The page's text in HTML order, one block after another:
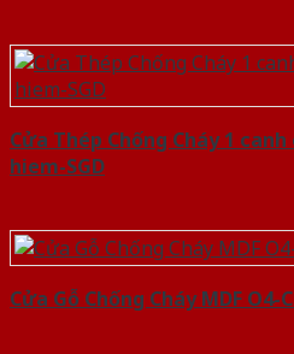
Cửa Thép Chống Cháy 1
hiem-SGD
Cửa Gỗ Chống Cháy MDF O4-